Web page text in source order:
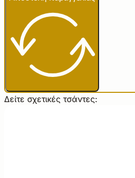
Δείτε σχετικές τσάντες: